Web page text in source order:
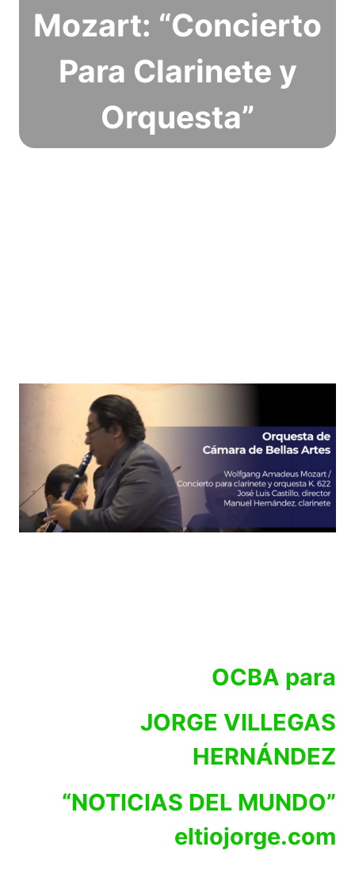
Mozart: “Concierto
Para Clarinete y
Orquesta”
OCBA para
JORGE VILLEGAS
HERNÁNDEZ
“NOTICIAS DEL MUNDO”
eltiojorge.com